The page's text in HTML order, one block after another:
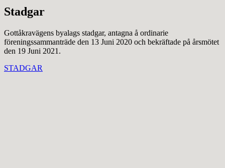
Stadgar
Gottåkravägens byalags stadgar, antagna å ordinarie
föreningssammanträde den 13 Juni 2020 och bekräftade på årsmötet
den 19 Juni 2021.
STADGAR